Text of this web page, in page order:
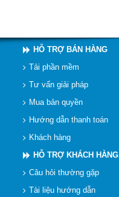
HỖ TRỢ BÁN HÀNG
Tải phần mềm
Tư vấn giải pháp
Mua bản quyền
Hướng dẫn thanh toán
Khách hàng
HỖ TRỢ KHÁCH HÀNG
Câu hỏi thường gặp
Tài liệu hướng dẫn